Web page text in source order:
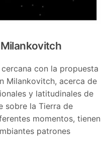
Milankovitch
con la propuesta
Milankovitch, acerca de
y latitudinales de
sobre la Tierra de
momentos, tienen
patrones